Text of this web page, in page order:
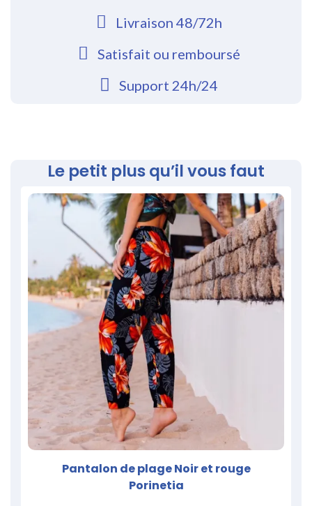
Livraison 48/72h
Satisfait ou remboursé
Support 24h/24
Le petit plus qu’il vous faut
Pantalon de plage Noir et rouge
Porinetia